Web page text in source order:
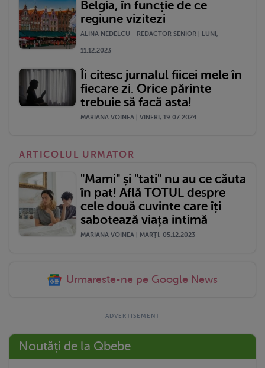
Belgia, în funcție de ce
regiune vizitezi
ALINA NEDELCU - REDACTOR SENIOR | LUNI,
11.12.2023
Îi citesc jurnalul fiicei mele în
fiecare zi. Orice părinte
trebuie să facă asta!
MARIANA VOINEA | VINERI, 19.07.2024
ARTICOLUL URMATOR
"Mami" și "tati" nu au ce căuta
în pat! Află TOTUL despre
cele două cuvinte care îți
sabotează viața intimă
MARIANA VOINEA | MARŢI, 05.12.2023
Urmareste-ne pe Google News
Noutăți de la Qbebe